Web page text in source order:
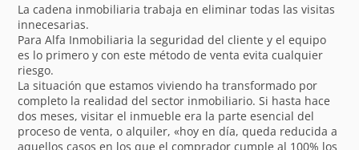
La cadena inmobiliaria trabaja en eliminar todas las visitas
innecesarias.
Para Alfa Inmobiliaria la seguridad del cliente y el equipo
es lo primero y con este método de venta evita cualquier
riesgo.
La situación que estamos viviendo ha transformado por
completo la realidad del sector inmobiliario. Si hasta hace
dos meses, visitar el inmueble era la parte esencial del
proceso de venta, o alquiler, «hoy en día, queda reducida a
aquellos casos en los que el comprador cumple al 100% los